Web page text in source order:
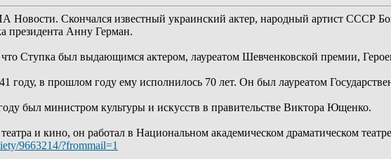
Скончался известный украинский актер, народный артист СССР
президента Анну Герман.
что Ступка был выдающимся актером, лауреатом Шевченковской премии,
году, в прошлом году ему исполнилось 70 лет. Он был лауреатом
был министром культуры и искусств в правительстве Виктора Ющенко.
и кино, он работал в Национальном академическом драматическом
9663214/?frommail=1